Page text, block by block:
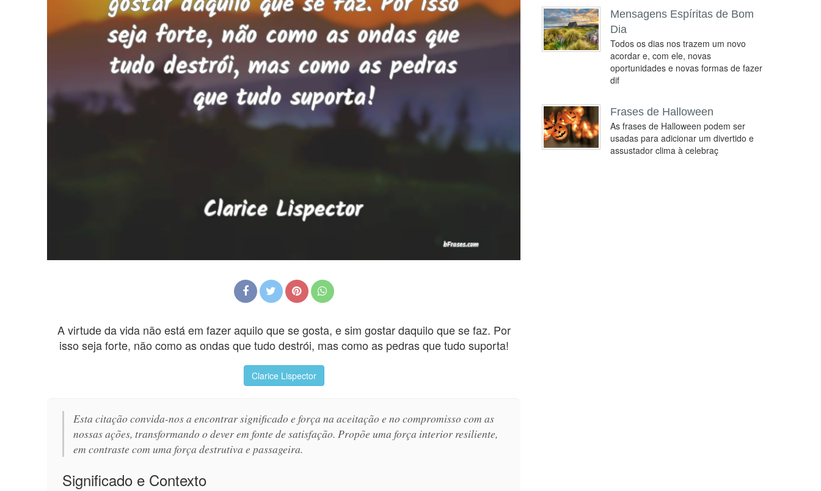
A virtude da vida não está em fazer aquilo que se gosta, e sim gostar daquilo que se faz. Por
isso seja forte, não como as ondas que tudo destrói, mas como as pedras que tudo suporta!
Clarice Lispector
Esta citação convida-nos a encontrar significado e força na aceitação e no compromisso com as
nossas ações, transformando o dever em fonte de satisfação. Propõe uma força interior resiliente,
em contraste com uma força destrutiva e passageira.
Significado e Contexto
Mensagens Espíritas de Bom
Dia
Todos os dias nos trazem um novo
acordar e, com ele, novas
oportunidades e novas formas de fazer
dif
Frases de Halloween
As frases de Halloween podem ser
usadas para adicionar um divertido e
assustador clima à celebraç